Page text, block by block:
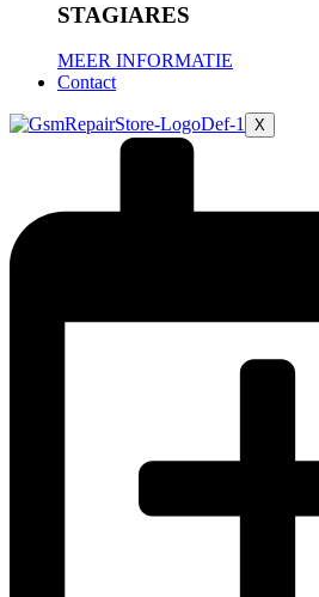
STAGIARES
MEER INFORMATIE
Contact
X